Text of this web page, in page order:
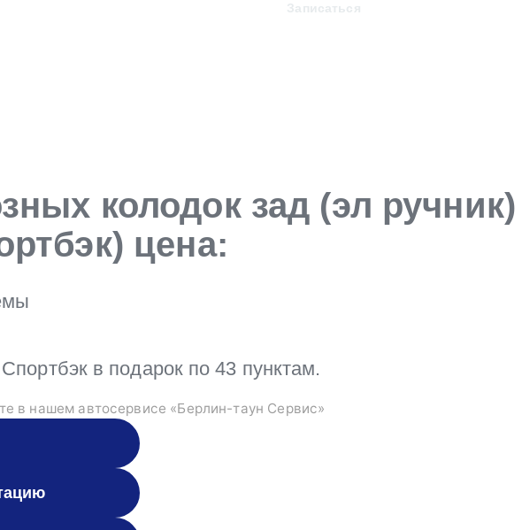
Записаться
колодок зад (эл
цена:
в подарок по 43 пунктам.
в нашем автосервисе «Берлин-таун Сервис»